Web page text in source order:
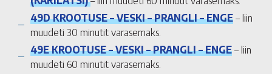
49D KROOTUSE – VESKI – PRANGLI – ENGE– liin
muudeti 30 minutit varasemaks.
49E KROOTUSE – VESKI – PRANGLI – ENGE– liin
muudeti 60 minutit varasemaks.